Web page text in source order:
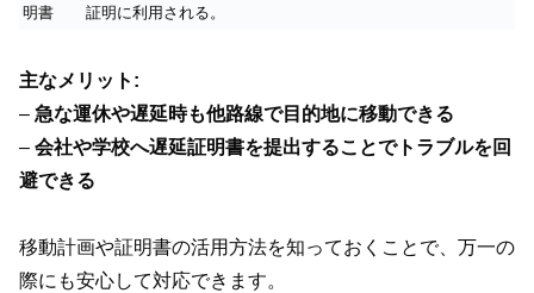
明書
証明に利用される。
主なメリット:
– 急な運休や遅延時も他路線で目的地に移動できる
– 会社や学校へ遅延証明書を提出することでトラブルを回
避できる
移動計画や証明書の活用方法を知っておくことで、万一の
際にも安心して対応できます。